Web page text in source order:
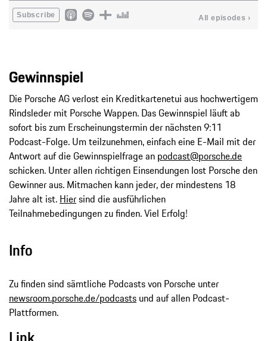
Gewinnspiel
Die Porsche AG verlost ein Kreditkartenetui aus hochwertigem
Rindsleder mit Porsche Wappen. Das Gewinnspiel läuft ab
sofort bis zum Erscheinungstermin der nächsten 9:11
Podcast-Folge. Um teilzunehmen, einfach eine E-Mail mit der
Antwort auf die Gewinnspielfrage an podcast@porsche.de
schicken. Unter allen richtigen Einsendungen lost Porsche den
Gewinner aus. Mitmachen kann jeder, der mindestens 18
Jahre alt ist. Hiersind die ausführlichen
Teilnahmebedingungen zu finden. Viel Erfolg!
Info
Zu finden sind sämtliche Podcasts von Porsche unter
newsroom.porsche.de/podcasts und auf allen Podcast-
Plattformen.